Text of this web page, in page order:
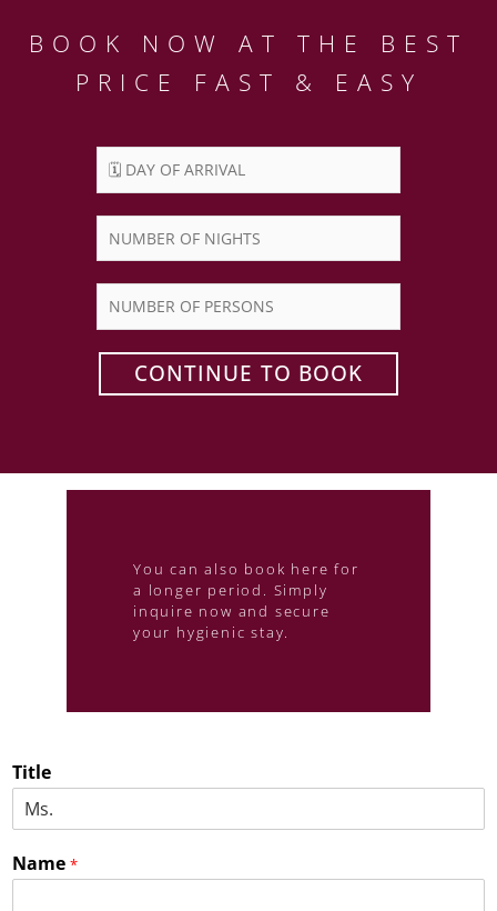
BOOK NOW AT THE BEST
PRICE FAST & EASY
CONTINUE TO BOOK
You can also book here for
a longer period. Simply
inquire now and secure
your hygienic stay.
Title
Name *